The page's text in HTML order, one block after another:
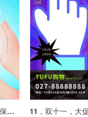
臭氧层保护日，地球，保护，环境